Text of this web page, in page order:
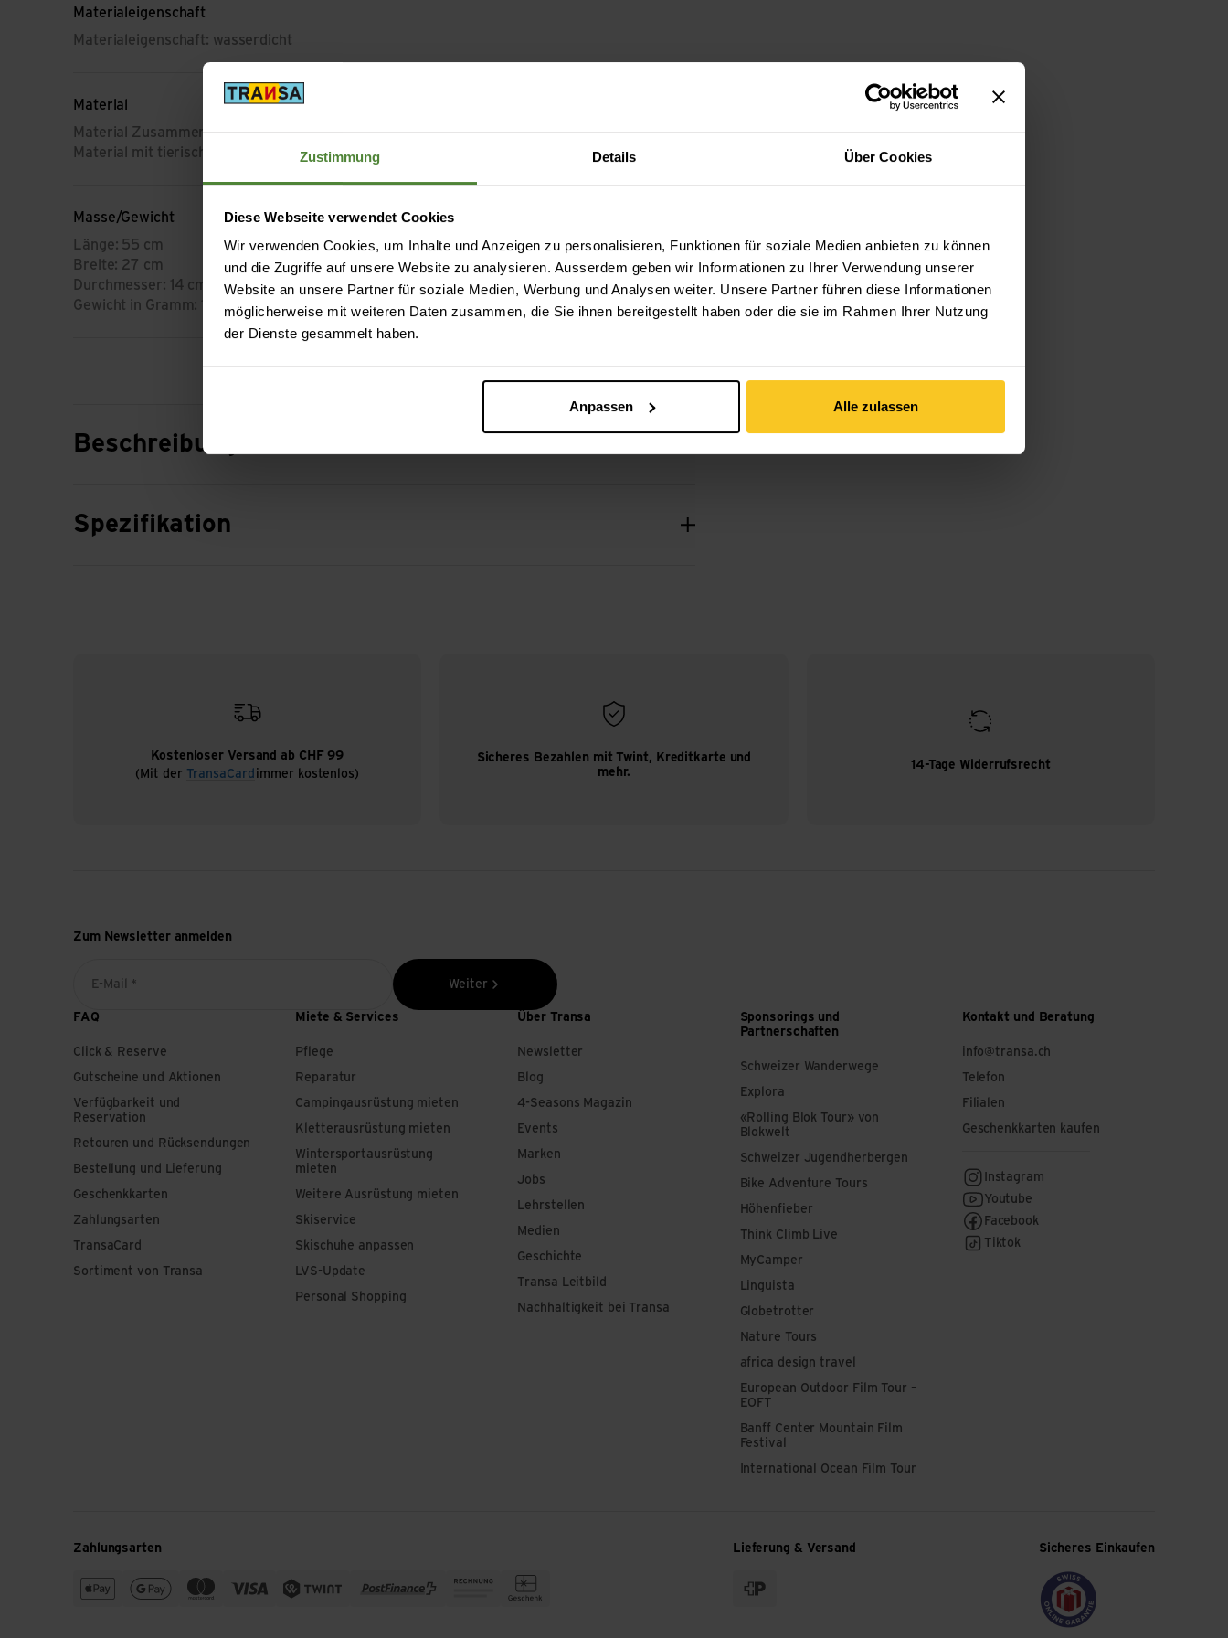
Zustimmung Details Über Cookies
Diese Webseite verwendet Cookies
Wir verwenden Cookies, um Inhalte und Anzeigen zu personalisieren, Funktionen für soziale Medien anbieten zu können
und die Zugriffe auf unsere Website zu analysieren. Ausserdem geben wir Informationen zu Ihrer Verwendung unserer
Website an unsere Partner für soziale Medien, Werbung und Analysen weiter. Unsere Partner führen diese Informationen
möglicherweise mit weiteren Daten zusammen, die Sie ihnen bereitgestellt haben oder die sie im Rahmen Ihrer Nutzung
der Dienste gesammelt haben.
Anpassen Alle zulassen
Materialeigenschaft
Materialeigenschaft: wasserdicht
Material
Material Zusammensetzung: Polyamid (Nylon)
Material mit tierischem Ursprung: Kein tierisches Material
Masse/Gewicht
Länge: 55 cm
Breite: 27 cm
Durchmesser: 14 cm
Gewicht in Gramm: 129 g
Beschreibung
Spezifikation
Kostenloser Versand ab CHF 99
(Mit der TransaCard immer kostenlos)
Sicheres Bezahlen mit Twint, Kreditkarte und
mehr.
14-Tage Widerrufsrecht
Zum Newsletter anmelden
E-Mail * Weiter
FAQ
Click & Reserve
Gutscheine und Aktionen
Verfügbarkeit und
Reservation
Retouren und Rücksendungen
Bestellung und Lieferung
Geschenkkarten
Zahlungsarten
TransaCard
Sortiment von Transa
Miete & Services
Pflege
Reparatur
Campingausrüstung mieten
Kletterausrüstung mieten
Wintersportausrüstung
mieten
Weitere Ausrüstung mieten
Skiservice
Skischuhe anpassen
LVS-Update
Personal Shopping
Über Transa
Newsletter
Blog
4-Seasons Magazin
Events
Marken
Jobs
Lehrstellen
Medien
Geschichte
Transa Leitbild
Nachhaltigkeit bei Transa
Sponsorings und
Partnerschaften
Schweizer Wanderwege
Explora
«Rolling Blok Tour» von
Blokwelt
Schweizer Jugendherbergen
Bike Adventure Tours
Höhenfieber
Think Climb Live
MyCamper
Linguista
Globetrotter
Nature Tours
africa design travel
European Outdoor Film Tour –
EOFT
Banff Center Mountain Film
Festival
International Ocean Film Tour
Kontakt und Beratung
info@transa.ch
Telefon
Filialen
Geschenkkarten kaufen
Instagram
Youtube
Facebook
Tiktok
Zahlungsarten Lieferung & Versand Sicheres Einkaufen